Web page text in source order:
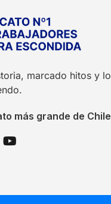
marcado hitos y lo
más grande de Chile